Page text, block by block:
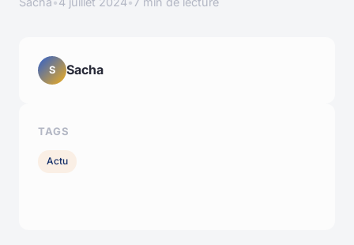
S Sacha
TAGS
Actu